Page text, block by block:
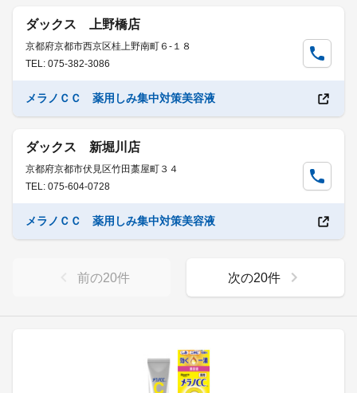
ダックス 上野橋店
京都府京都市西京区桂上野南町６-１８
TEL: 075-382-3086
メラノＣＣ 薬用しみ集中対策美容液
ダックス 新堀川店
京都府京都市伏見区竹田藁屋町３４
TEL: 075-604-0728
メラノＣＣ 薬用しみ集中対策美容液
前の20件 次の20件